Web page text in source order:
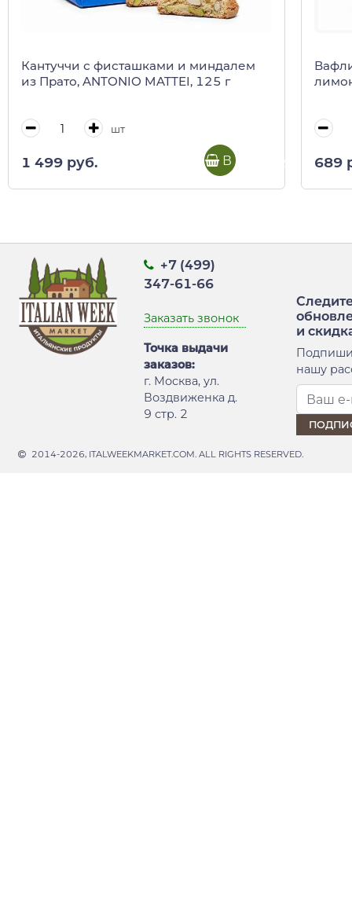
Кантуччи с фисташками и миндалем
из Прато, ANTONIO MATTEI, 125 г
шт
1 499 руб. В корзину 689
+7 (499)
347-61-66
Заказать звонок
Точка выдачи
заказов:
г. Москва, ул.
Воздвиженка д.
9 стр. 2
и
нашу
2014-2026, ITALWEEKMARKET.COM. ALL RIGHTS RESERVED.